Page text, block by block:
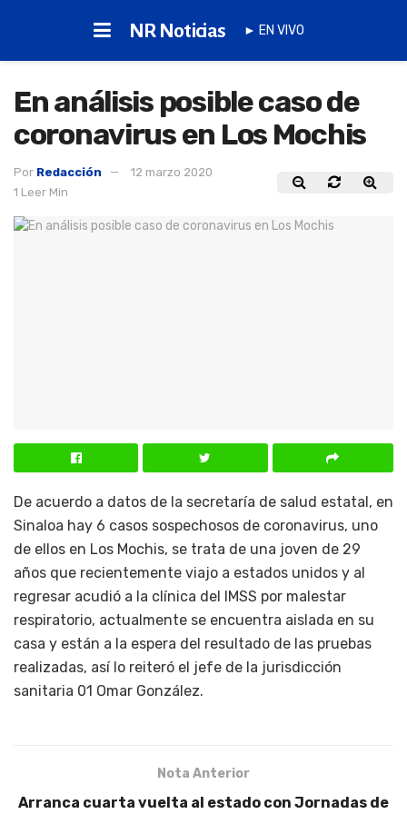
NR Noticias ► EN VIVO
En análisis posible caso de
coronavirus en Los Mochis
Por Redacción
12 marzo 2020
1 Leer Min
De acuerdo a datos de la secretaría de salud estatal, en
Sinaloa hay 6 casos sospechosos de coronavirus, uno
de ellos en Los Mochis, se trata de una joven de 29
años que recientemente viajo a estados unidos y al
regresar acudió a la clínica del IMSS por malestar
respiratorio, actualmente se encuentra aislada en su
casa y están a la espera del resultado de las pruebas
realizadas, así lo reiteró el jefe de la jurisdicción
sanitaria 01 Omar González.
Nota Anterior
Arranca cuarta vuelta al estado con Jornadas de